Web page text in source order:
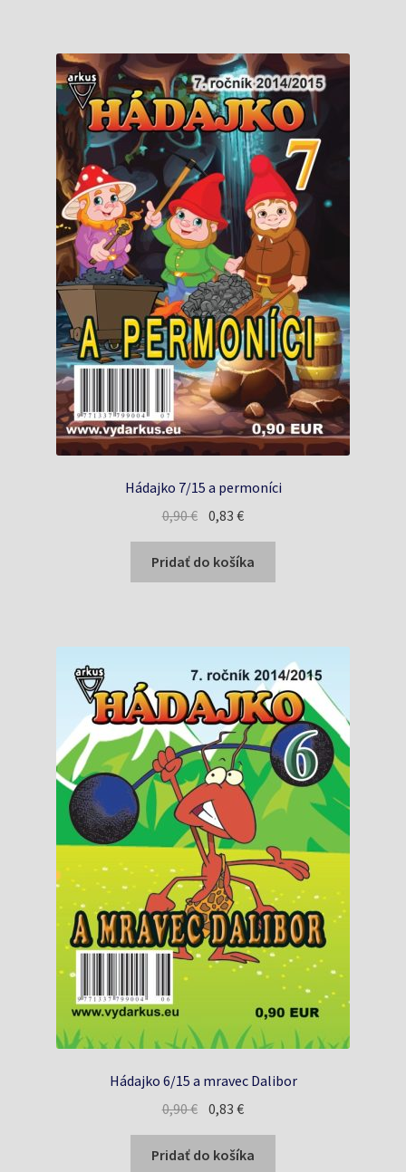
Hádajko 7/15 a permoníci
0,90€ Pôvodná
bola:
0,90 €.
0,83€Aktuálna
je:
0,83 €.
Pridať do košíka
Hádajko 6/15 a mravec Dalibor
0,90€ Pôvodná
bola:
0,83€Aktuálna
je:
Pridať do košíka